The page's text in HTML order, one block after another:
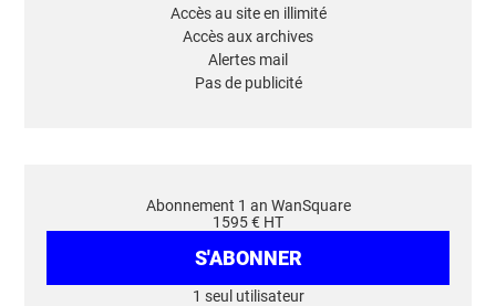
Accès au site en illimité
Accès aux archives
Alertes mail
Pas de publicité
Abonnement 1 an WanSquare
1595 € HT
S'ABONNER
1 seul utilisateur